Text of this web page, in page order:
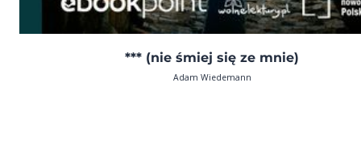
*** (nie śmiej się ze mnie)
Adam Wiedemann